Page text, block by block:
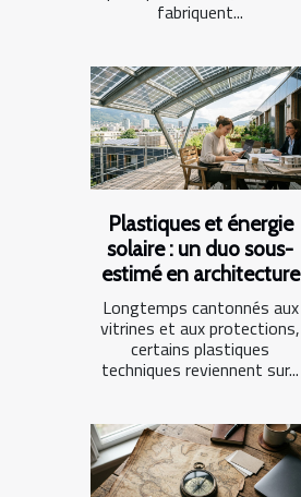
fabriquent...
Plastiques et énergie
solaire : un duo sous-
estimé en architecture
Longtemps cantonnés aux
vitrines et aux protections,
certains plastiques
techniques reviennent sur...